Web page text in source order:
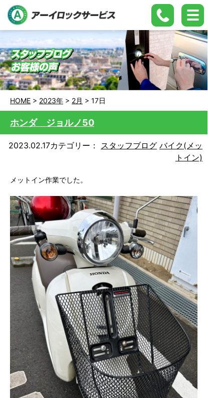
HOME > 2023年 > 2月 > 17日
ホンダ ジョルノ50
2023.02.17カテゴリー： スタッフブログ バイク(メッ
トイン)
メットイン作業でした。